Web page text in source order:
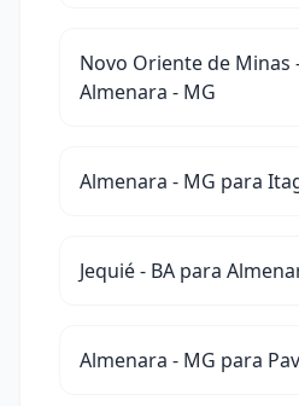
Novo Oriente de Minas
Almenara - MG
Almenara - MG para
Jequié - BA para
Almenara - MG para